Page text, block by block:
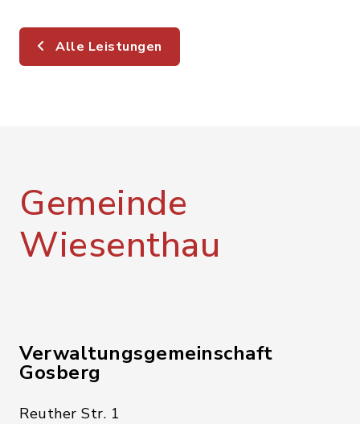
Alle Leistungen
Gemeinde
Wiesenthau
Verwaltungsgemeinschaft
Gosberg
Reuther Str. 1